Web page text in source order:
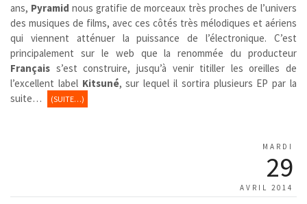
ans, Pyramid nous gratifie de morceaux très proches de l’univers
des musiques de films, avec ces côtés très mélodiques et aériens
qui viennent atténuer la puissance de l’électronique. C’est
principalement sur le web que la renommée du producteur
Français s’est construire, jusqu’à venir titiller les oreilles de
l’excellent label Kitsuné, sur lequel il sortira plusieurs EP par la
suite…
(SUITE…)
MARDI
29
AVRIL 2014